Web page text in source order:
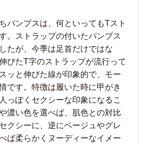
パンプスは、何といってもTスト
。ストラップの付いたパンプス
たが、今季は足首だけではな
びたT字のストラップが流行って
ッと伸びた線が印象的で、モー
です。特徴は履いた時に甲がき
っぽくセクシーな印象になるこ
濃い色を選べば、肌色との対比
クシーに、逆にベージュやグレ
ば柔らかくヌーディーなイメー